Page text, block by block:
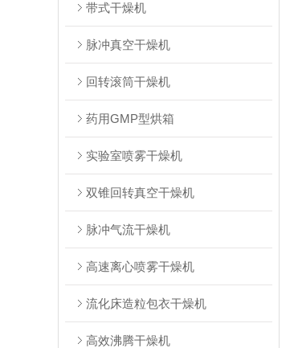
带式干燥机
脉冲真空干燥机
回转滚筒干燥机
药用GMP型烘箱
实验室喷雾干燥机
双锥回转真空干燥机
脉冲气流干燥机
高速离心喷雾干燥机
流化床造粒包衣干燥机
高效沸腾干燥机